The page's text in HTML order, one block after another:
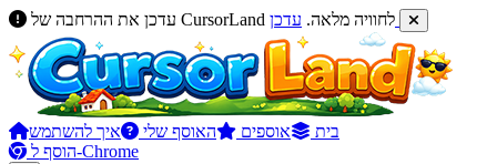
עדכן את ההרחבה של CursorLand לחוויה מלאה.
בית אוספים האוסף שלי
איך להשתמש
הוסף ל-Chrome